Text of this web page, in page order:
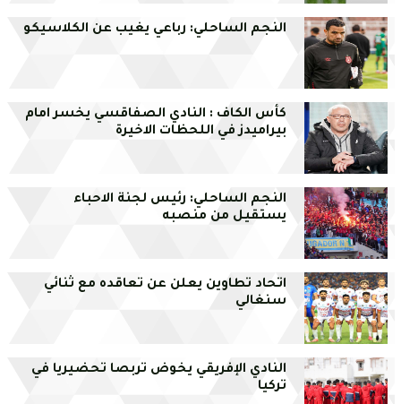
النجم الساحلي: رباعي يغيب عن الكلاسيكو
كأس الكاف : النادي الصفاقسي يخسر امام
بيراميدز في اللحظات الاخيرة
النجم الساحلي: رئيس لجنة الاحباء
يستقيل من منصبه
اتحاد تطاوين يعلن عن تعاقده مع ثنائي
سنغالي
النادي الإفريقي يخوض تربصا تحضيريا في
تركيا